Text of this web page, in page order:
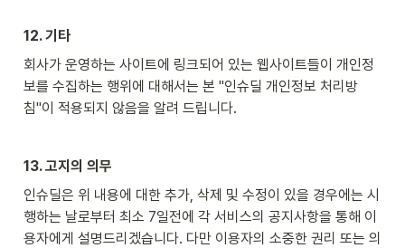
12. 기타
회사가 운영하는 사이트에 링크되어 있는 웹사이트들이 개인정
보를 수집하는 행위에 대해서는 본 "인슈딜 개인정보 처리방
침"이 적용되지 않음을 알려 드립니다.
13. 고지의 의무
인슈딜은 위 내용에 대한 추가, 삭제 및 수정이 있을 경우에는 시
행하는 날로부터 최소 7일전에 각 서비스의 공지사항을 통해 이
용자에게 설명드리겠습니다. 다만 이용자의 소중한 권리 또는 의